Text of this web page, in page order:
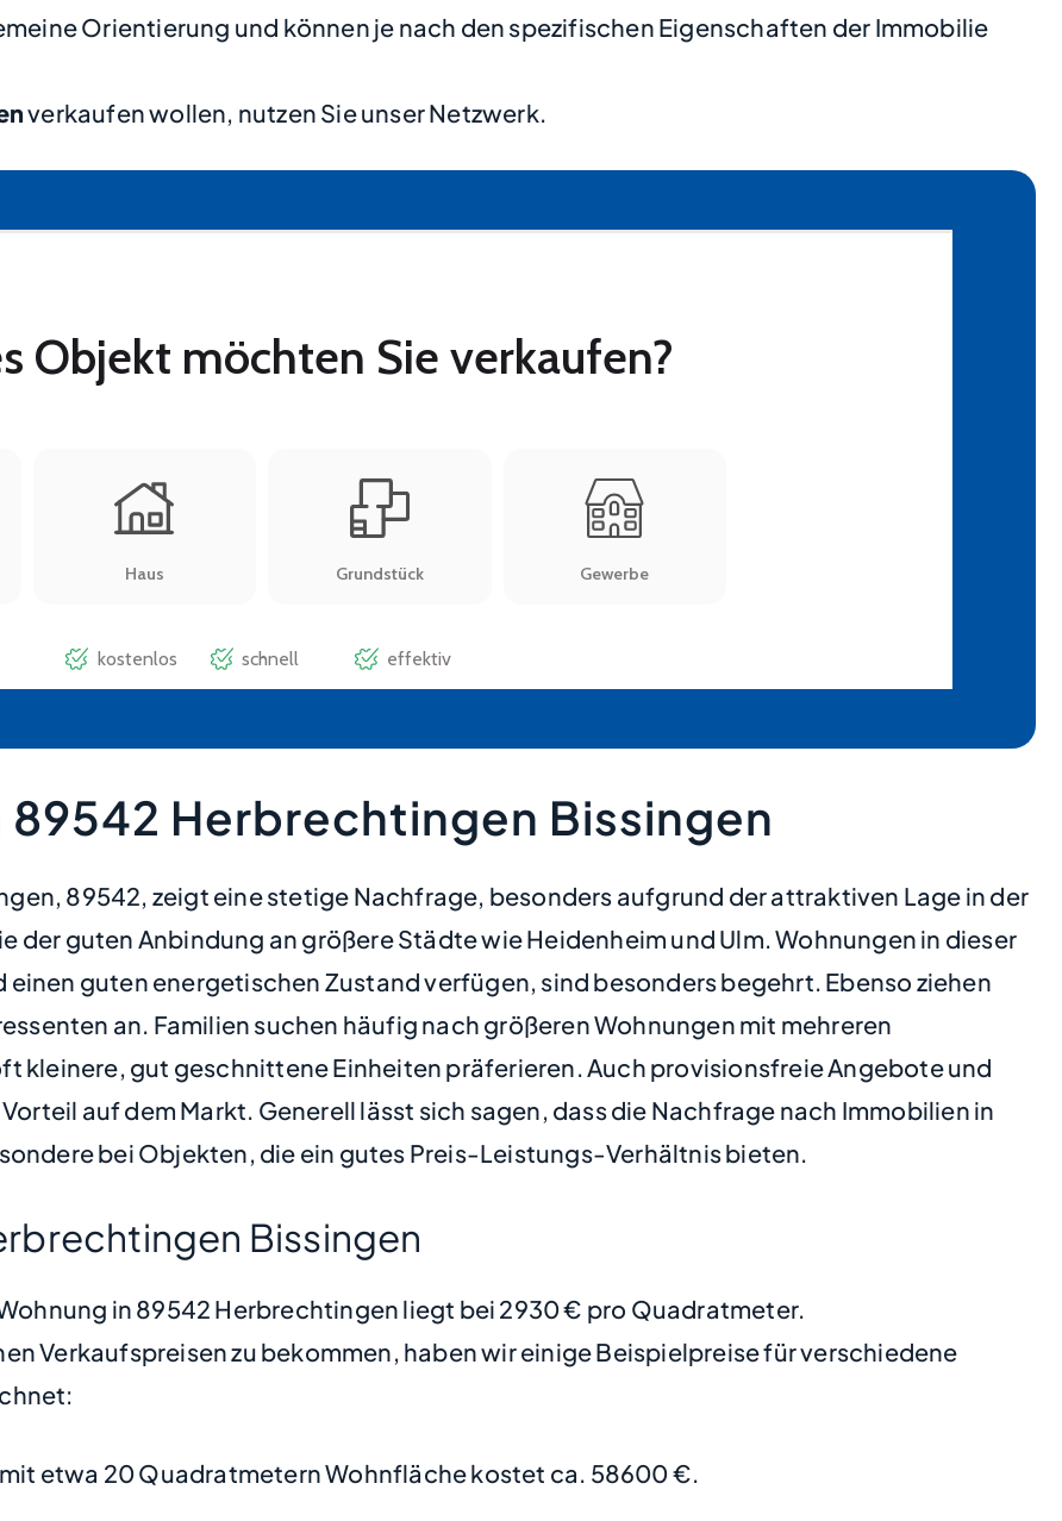
Orientierung und können je nach den spezifischen Eigenschaften der Immobilie
verkaufen wollen, nutzen Sie unser Netzwerk.
Herbrechtingen Bissingen
89542, zeigt eine stetige Nachfrage, besonders aufgrund der attraktiven Lage in der
der guten Anbindung an größere Städte wie Heidenheim und Ulm. Wohnungen in dieser
guten energetischen Zustand verfügen, sind besonders begehrt. Ebenso ziehen
an. Familien suchen häufig nach größeren Wohnungen mit mehreren
kleinere, gut geschnittene Einheiten präferieren. Auch provisionsfreie Angebote und
auf dem Markt. Generell lässt sich sagen, dass die Nachfrage nach Immobilien in
bei Objekten, die ein gutes Preis-Leistungs-Verhältnis bieten.
Bissingen
in 89542 Herbrechtingen liegt bei 2930 € pro Quadratmeter.
Verkaufspreisen zu bekommen, haben wir einige Beispielpreise für verschiedene
etwa 20 Quadratmetern Wohnfläche kostet ca. 58600 €.